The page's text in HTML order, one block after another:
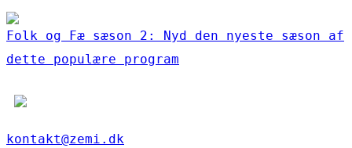
Folk og Fæ sæson 2: Nyd den nyeste sæson af
dette populære program
kontakt@zemi.dk